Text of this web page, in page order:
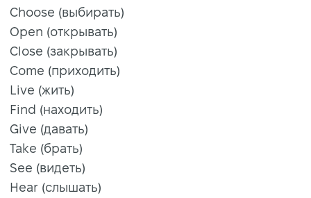
Choose (выбирать)
Open (открывать)
Close (закрывать)
Come (приходить)
Live (жить)
Find (находить)
Give (давать)
Take (брать)
See (видеть)
Hear (слышать)